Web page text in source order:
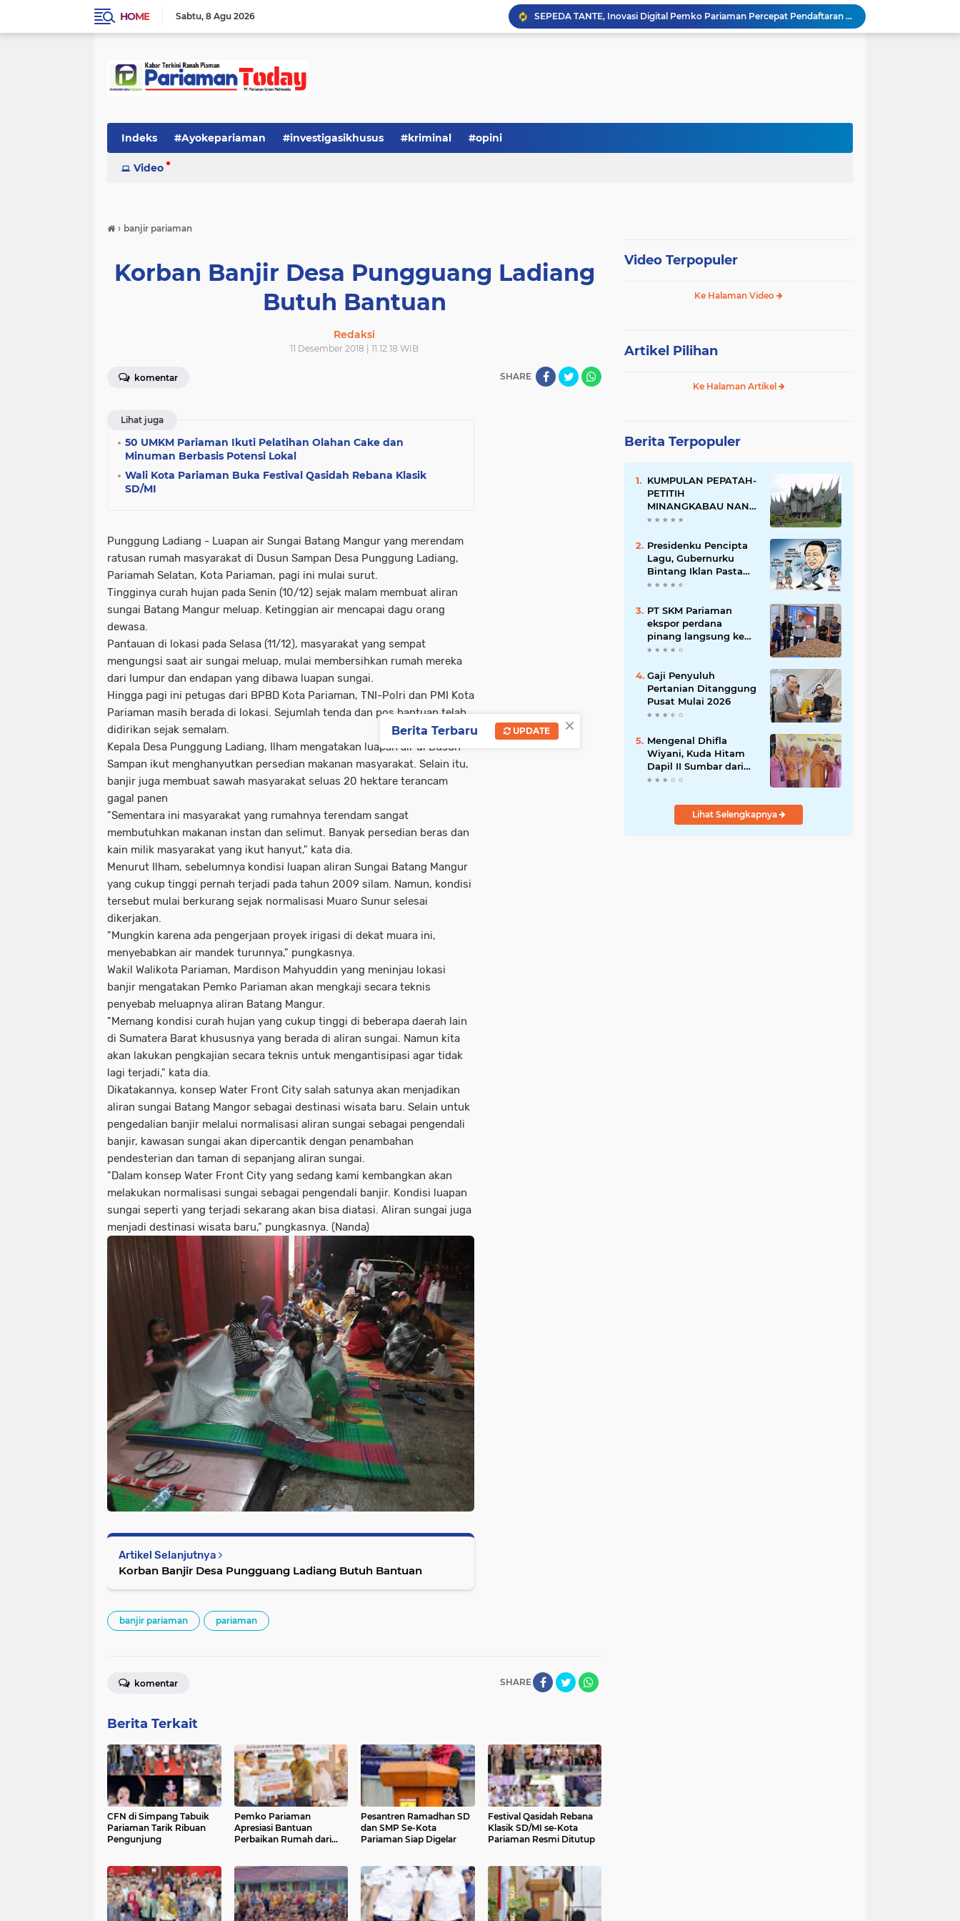
HOME Sabtu 8 Agu 2026
SEPEDA TANTE, Inovasi Digital Pemko Pariaman Percepat Pendaftaran Tanda Tangan Elektronik
Tingkatkan Mutu Pelayanan, Pemko Pariaman Gandeng RSUP Dr. M. Djamil Padang
Pemkot Pariaman Mulai Pusdiklat Paskibraka 2026, Wali Kota Tekankan Pentingnya Disiplin
Indeks #Ayokepariaman #investigasikhusus #kriminal #opini
Video
› banjir pariaman
Korban Banjir Desa Pungguang Ladiang
Butuh Bantuan
Redaksi
11 Desember 2018 | 11.12.18 WIB
komentar SHARE
Lihat juga
50 UMKM Pariaman Ikuti Pelatihan Olahan Cake dan
Minuman Berbasis Potensi Lokal
Wali Kota Pariaman Buka Festival Qasidah Rebana Klasik
SD/MI
Punggung Ladiang - Luapan air Sungai Batang Mangur yang merendam
ratusan rumah masyarakat di Dusun Sampan Desa Punggung Ladiang,
Pariamah Selatan, Kota Pariaman, pagi ini mulai surut.
Tingginya curah hujan pada Senin (10/12) sejak malam membuat aliran
sungai Batang Mangur meluap. Ketinggian air mencapai dagu orang
dewasa.
Pantauan di lokasi pada Selasa (11/12), masyarakat yang sempat
mengungsi saat air sungai meluap, mulai membersihkan rumah mereka
dari lumpur dan endapan yang dibawa luapan sungai.
Hingga pagi ini petugas dari BPBD Kota Pariaman, TNI-Polri dan PMI Kota
Pariaman masih berada di lokasi. Sejumlah tenda dan pos bantuan telah
didirikan sejak semalam.
Kepala Desa Punggung Ladiang, Ilham mengatakan luapan air di Dusun
Sampan ikut menghanyutkan persedian makanan masyarakat. Selain itu,
banjir juga membuat sawah masyarakat seluas 20 hektare terancam
gagal panen
"Sementara ini masyarakat yang rumahnya terendam sangat
membutuhkan makanan instan dan selimut. Banyak persedian beras dan
kain milik masyarakat yang ikut hanyut," kata dia.
Menurut Ilham, sebelumnya kondisi luapan aliran Sungai Batang Mangur
yang cukup tinggi pernah terjadi pada tahun 2009 silam. Namun, kondisi
tersebut mulai berkurang sejak normalisasi Muaro Sunur selesai
dikerjakan.
"Mungkin karena ada pengerjaan proyek irigasi di dekat muara ini,
menyebabkan air mandek turunnya," pungkasnya.
Wakil Walikota Pariaman, Mardison Mahyuddin yang meninjau lokasi
banjir mengatakan Pemko Pariaman akan mengkaji secara teknis
penyebab meluapnya aliran Batang Mangur.
"Memang kondisi curah hujan yang cukup tinggi di beberapa daerah lain
di Sumatera Barat khususnya yang berada di aliran sungai. Namun kita
akan lakukan pengkajian secara teknis untuk mengantisipasi agar tidak
lagi terjadi," kata dia.
Dikatakannya, konsep Water Front City salah satunya akan menjadikan
aliran sungai Batang Mangor sebagai destinasi wisata baru. Selain untuk
pengedalian banjir melalui normalisasi aliran sungai sebagai pengendali
banjir, kawasan sungai akan dipercantik dengan penambahan
pendesterian dan taman di sepanjang aliran sungai.
"Dalam konsep Water Front City yang sedang kami kembangkan akan
melakukan normalisasi sungai sebagai pengendali banjir. Kondisi luapan
sungai seperti yang terjadi sekarang akan bisa diatasi. Aliran sungai juga
menjadi destinasi wisata baru," pungkasnya. (Nanda)
Artikel Selanjutnya
Korban Banjir Desa Pungguang Ladiang Butuh Bantuan
banjir pariaman pariaman
SHARE
komentar
Berita Terkait
CFN di Simpang Tabuik
Pariaman Tarik Ribuan
Pengunjung
Pemko Pariaman
Apresiasi Bantuan
Perbaikan Rumah dari
Pesantren Ramadhan SD
dan SMP Se-Kota
Pariaman Siap Digelar
Festival Qasidah Rebana
Klasik SD/MI se-Kota
Pariaman Resmi Ditutup
Video Terpopuler
Ke Halaman Video
Artikel Pilihan
Ke Halaman Artikel
Berita Terpopuler
KUMPULAN PEPATAH-
PETITIH
MINANGKABAU NAN
ELOK
Presidenku Pencipta
Lagu, Gubernurku
Bintang Iklan Pasta
Gigi
PT SKM Pariaman
ekspor perdana
pinang langsung ke
India
Gaji Penyuluh
Pertanian Ditanggung
Pusat Mulai 2026
Mengenal Dhifla
Wiyani, Kuda Hitam
Dapil II Sumbar dari
Golkar
Lihat Selengkapnya
×
Berita Terbaru UPDATE